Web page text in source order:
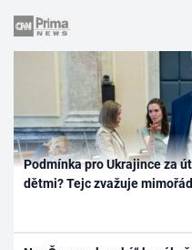
Podmínka pro Ukrajince za
dětmi? Tejc zvažuje